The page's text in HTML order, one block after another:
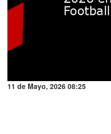
11 de Mayo, 2026 08:25